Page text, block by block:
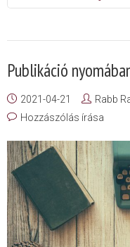
Publikáció
2021-04-21 Rabb
Hozzászólás írása